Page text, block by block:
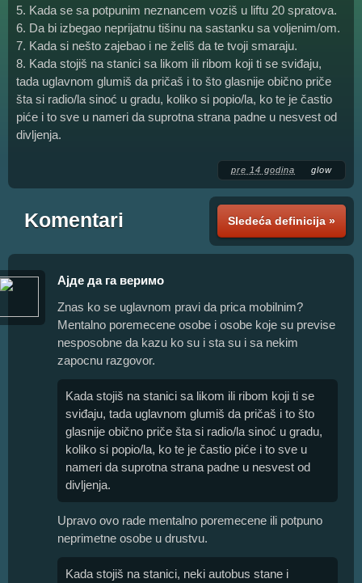
5. Kada se sa potpunim neznancem voziš u liftu 20 spratova.
6. Da bi izbegao neprijatnu tišinu na sastanku sa voljenim/om.
7. Kada si nešto zajebao i ne želiš da te tvoji smaraju.
8. Kada stojiš na stanici sa likom ili ribom koji ti se sviđaju,
tada uglavnom glumiš da pričaš i to što glasnije obično priče
šta si radio/la sinoć u gradu, koliko si popio/la, ko te je častio
piće i to sve u nameri da suprotna strana padne u nesvest od
divljenja.
pre 14 godina glow
Sledeća definicija »
Komentari
Ајде да га веримо
Znas ko se uglavnom pravi da prica mobilnim?
Mentalno poremecene osobe i osobe koje su previse
nesposobne da kazu ko su i sta su i sa nekim
zapocnu razgovor.
Kada stojiš na stanici sa likom ili ribom koji ti se
sviđaju, tada uglavnom glumiš da pričaš i to što
glasnije obično priče šta si radio/la sinoć u gradu,
koliko si popio/la, ko te je častio piće i to sve u
nameri da suprotna strana padne u nesvest od
divljenja.
Upravo ovo rade mentalno poremecene ili potpuno
neprimetne osobe u drustvu.
Kada stojiš na stanici, neki autobus stane i